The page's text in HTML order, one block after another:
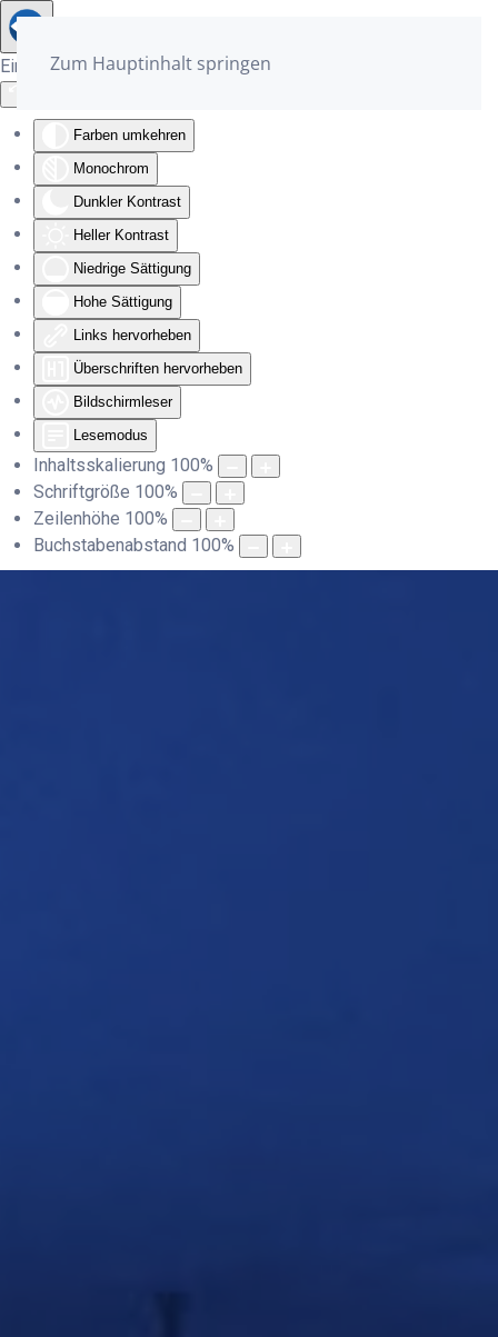
Eingabehilfen öffnen
Farben umkehren
Monochrom
Dunkler Kontrast
Heller Kontrast
Niedrige Sättigung
Hohe Sättigung
Links hervorheben
Überschriften hervorheben
Bildschirmleser
Lesemodus
Inhaltsskalierung 100%
Schriftgröße 100%
Zeilenhöhe 100%
Buchstabenabstand 100%
Zum Hauptinhalt springen